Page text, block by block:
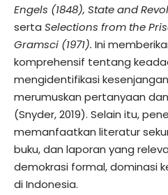
Engels (1848), State and
serta Selections from the
Gramsci (1971). Ini
komprehensif tentang
mengidentifikasi
merumuskan pertanyaan
(Snyder, 2019). Selain itu,
memanfaatkan literatur
buku, dan laporan yang
demokrasi formal, dominasi
di Indonesia.